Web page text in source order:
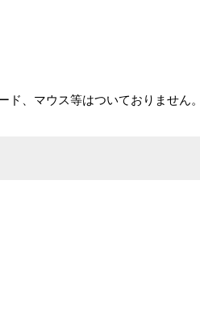
、マウス等はついておりません。